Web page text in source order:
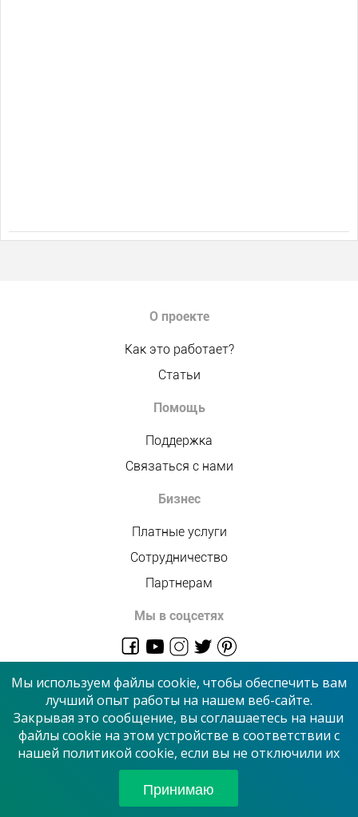
О проекте
Как это работает?
Статьи
Помощь
Поддержка
Связаться с нами
Бизнес
Платные услуги
Сотрудничество
Партнерам
Мы в соцсетях
© 2026 “Сервисный центр”
Принимаем к оплате
Мы используем файлы cookie, чтобы обеспечить вам
лучший опыт работы на нашем веб-сайте.
Закрывая это сообщение, вы соглашаетесь на наши
файлы cookie на этом устройстве в соответствии с
нашей политикой cookie, если вы не отключили их
Принимаю